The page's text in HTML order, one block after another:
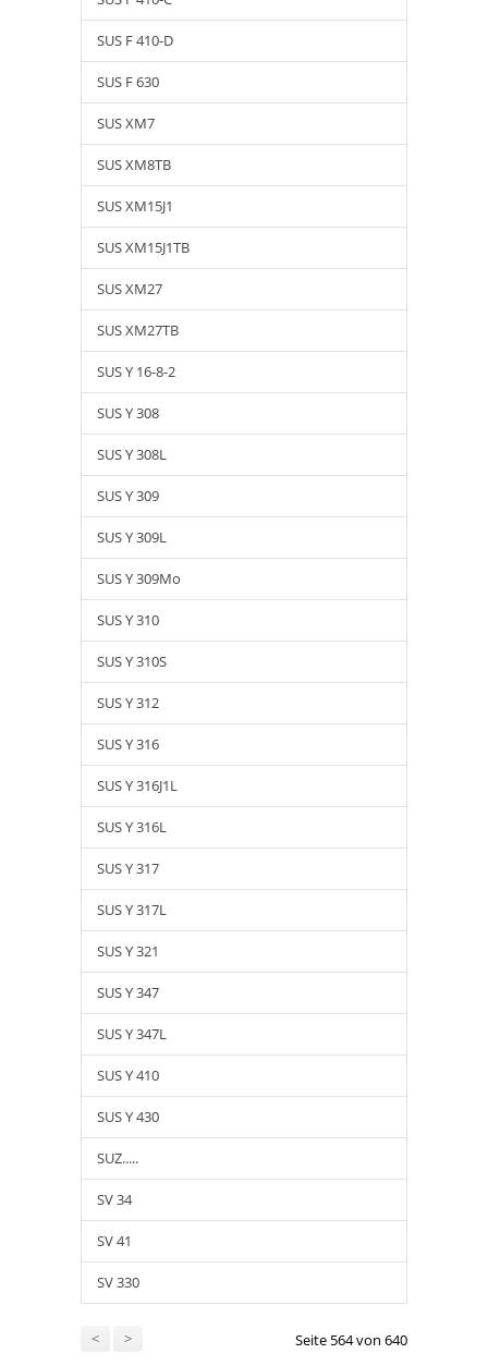
SUS F 410-D
SUS F 630
SUS XM7
SUS XM8TB
SUS XM15J1
SUS XM15J1TB
SUS XM27
SUS XM27TB
SUS Y 16-8-2
SUS Y 308
SUS Y 308L
SUS Y 309
SUS Y 309L
SUS Y 309Mo
SUS Y 310
SUS Y 310S
SUS Y 312
SUS Y 316
SUS Y 316J1L
SUS Y 316L
SUS Y 317
SUS Y 317L
SUS Y 321
SUS Y 347
SUS Y 347L
SUS Y 410
SUS Y 430
SUZ.....
SV 34
SV 41
SV 330
< > Seite 564 von 640